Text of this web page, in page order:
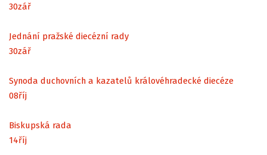
30zář
Jednání pražské diecézní rady
30zář
Synoda duchovních a kazatelů královéhradecké diecéze
08říj
Biskupská rada
14říj